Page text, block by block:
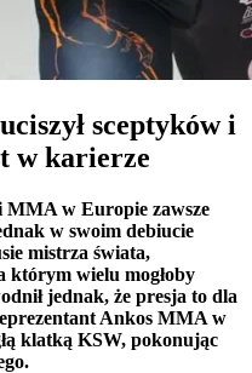
sceptyków i
w karierze
MMA w Europie zawsze
w swoim debiucie
mistrza świata,
którym wielu mogłoby
jednak, że presja to dla
Ankos MMA w
klatką KSW, pokonując